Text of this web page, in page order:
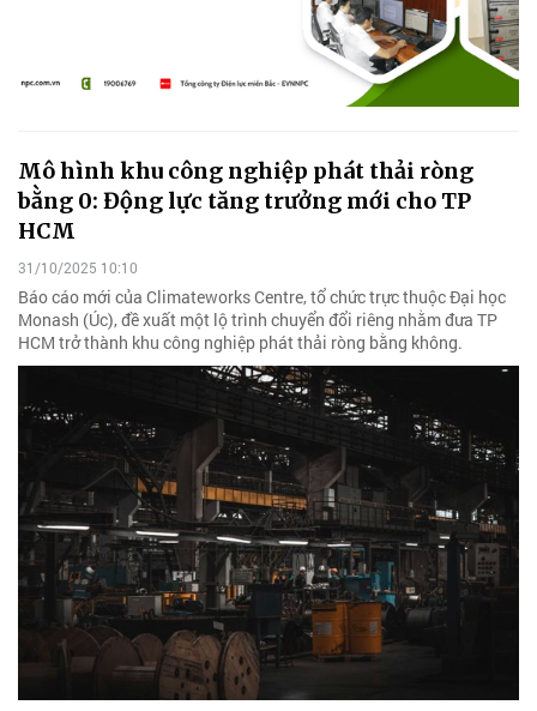
Mô hình khu công nghiệp phát thải ròng
bằng 0: Động lực tăng trưởng mới cho TP
HCM
31/10/2025 10:10
Báo cáo mới của Climateworks Centre, tổ chức trực thuộc Đại học
Monash (Úc), đề xuất một lộ trình chuyển đổi riêng nhằm đưa TP
HCM trở thành khu công nghiệp phát thải ròng bằng không.